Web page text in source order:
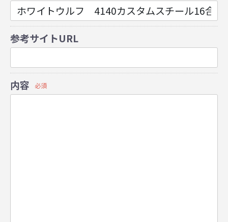
参考サイトURL
内容 必須